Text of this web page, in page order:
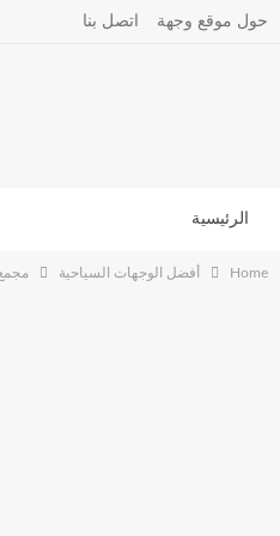
حول موقع وجهة اتصل بنا
الرئيسية
Home أفضل الوجهات السياحية مجمع